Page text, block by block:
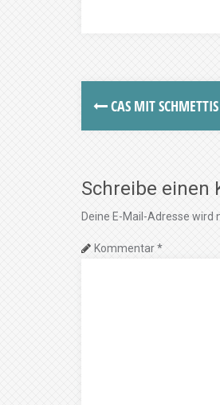
CAS MIT SCHMETTIS
Schreibe einen
Deine E-Mail-Adresse wird
Kommentar*